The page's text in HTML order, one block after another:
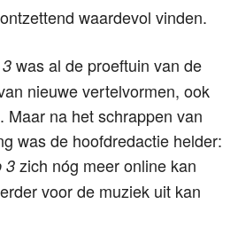
ontzettend waardevol vinden.
was al de proeftuin van de
nieuwe vertelvormen, ook
Maar na het schrappen van
was de hoofdredactie helder:
3 zich nóg meer online kan
voor de muziek uit kan